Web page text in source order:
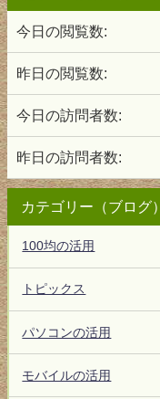
今日の閲覧数:
昨日の閲覧数:
今日の訪問者数:
昨日の訪問者数:
カテゴリー（ブログ）
100均の活用
トピックス
パソコンの活用
モバイルの活用